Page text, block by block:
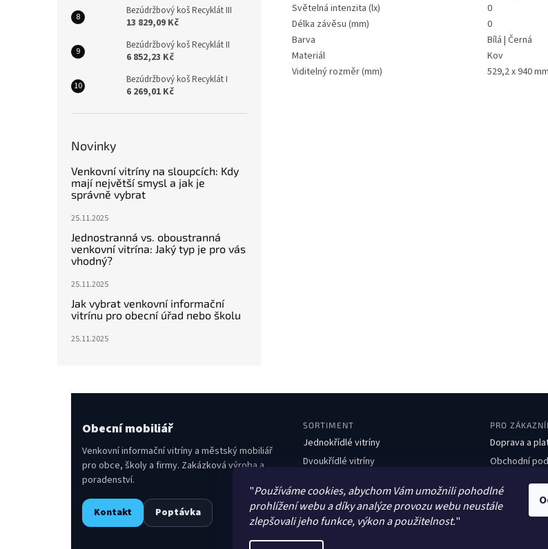
"Používáme cookies, abychom Vám umožnili pohodlné
prohlížení webu a díky analýze provozu webu neustále
zlepšovali jeho funkce, výkon a použitelnost."
Bezúdržbový koš Recyklát III
13 829,09 Kč
Bezúdržbový koš Recyklát II
6 852,23 Kč
Bezúdržbový koš Recyklát I
6 269,01 Kč
Novinky
Venkovní vitríny na sloupcích: Kdy
mají největší smysl a jak je
správně vybrat
25.11.2025
Jednostranná vs. oboustranná
venkovní vitrína: Jaký typ je pro vás
vhodný?
25.11.2025
Jak vybrat venkovní informační
vitrínu pro obecní úřad nebo školu
25.11.2025
Světelná intenzita (lx)
0
Délka závěsu (mm)
0
Barva
Bílá | Černá
Materiál
Kov
Viditelný rozměr (mm)
529,2 x 940
Obecní mobiliář
Venkovní informační vitríny a městský mobiliář
pro obce, školy a firmy. Zakázková výroba a
poradenství.
Kontakt Poptávka
SORTIMENT
Jednokřídlé vitríny
Dvoukřídlé vitríny
Lavičky
Odpadkové koše
PRO
Doprava a
Obchodní
Ochrana
Kontakty